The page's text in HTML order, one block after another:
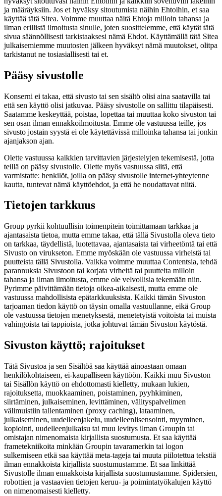
ja määräyksiin. Jos et hyväksy sitoutumista näihin Ehtoihin, et saa
käyttää tätä Sitea. Voimme muuttaa näitä Ehtoja milloin tahansa ja
ilman erillistä ilmoitusta sinulle, joten suosittelemme, että käytät tätä
sivua säännöllisesti tarkistaaksesi nämä Ehdot. Käyttämällä tätä Sitea
julkaisemiemme muutosten jälkeen hyväksyt nämä muutokset, olitpa
tarkistanut ne tosiasiallisesti tai et.
Pääsy sivustolle
Konserni ei takaa, että sivusto tai sen sisältö olisi aina saatavilla tai
että sen käyttö olisi jatkuvaa. Pääsy sivustolle on sallittu tilapäisesti.
Saatamme keskeyttää, poistaa, lopettaa tai muuttaa koko sivuston tai
sen osan ilman ennakkoilmoitusta. Emme ole vastuussa teille, jos
sivusto jostain syystä ei ole käytettävissä milloinka tahansa tai jonkin
ajanjakson ajan.
Olette vastuussa kaikkien tarvittavien järjestelyjen tekemisestä, jotta
teillä on pääsy sivustolle. Olette myös vastuussa siitä, että
varmistatte: henkilöt, joilla on pääsy sivustolle internet-yhteytenne
kautta, tuntevat nämä käyttöehdot, ja että he noudattavat niitä.
Tietojen tarkkuus
Group pyrkii kohtuullisin toimenpitein toimittamaan tarkkaa ja
ajantasaista tietoa, mutta emme takaa, että tällä Sivustolla oleva tieto
on tarkkaa, täydellistä, luotettavaa, ajantasaista tai virheetöntä tai että
Sivusto on virukseton. Emme myöskään ole vastuussa virheistä tai
puutteista tällä Sivustolla. Vaikka voimme muuttaa Contentsia, tehdä
parannuksia Sivustoon tai korjata virheitä tai puutteita milloin
tahansa ja ilman ilmoitusta, emme ole velvollisia tekemään niin.
Pyrimme päivittämään tietoja oikea-aikaisesti, mutta emme ole
vastuussa mahdollisista epätarkkuuksista. Kaikki tämän Sivuston
tarjoaman tiedon käyttö on täysin omalla vastuullanne, eikä Group
ole vastuussa tietojen menetyksestä, menetetyistä voitoista tai muista
vahingoista tai tappioista, jotka johtuvat tämän Sivuston käytöstä.
Sivuston käyttö; rajoitukset
Tätä Sivustoa ja sen Sisältöä saa käyttää ainoastaan omaan
henkilökohtaiseen, ei-kaupalliseen käyttöön. Kaikki muu Sivuston
tai Sisällön käyttö on ehdottomasti kielletty, mukaan lukien,
rajoituksetta, muokkaaminen, poistaminen, pyyhkiminen,
siirtäminen, julkaiseminen, levittäminen, välityspalvelimen
välimuistiin tallentaminen (proxy caching), lataaminen,
julkaiseminen, uudelleenjakelu, uudelleenlisensointi, myyminen,
kopiointi, uudelleenjulkaisu tai muu levitys ilman Groupin tai
omistajan nimenomaista kirjallista suostumusta. Et saa käyttää
frametekniikoita minkään Groupin tavaramerkin tai logon
sulkemiseen etkä saa käyttää meta‑tageja tai muuta piilotettua tekstiä
ilman ennakkoista kirjallista suostumustamme. Et saa linkittää
Sivustolle ilman ennakkoista kirjallista suostumustamme. Spidersien,
robottien ja vastaavien tietojen keruu‑ ja poimintatyökalujen käyttö
on nimenomaisesti kielletty.